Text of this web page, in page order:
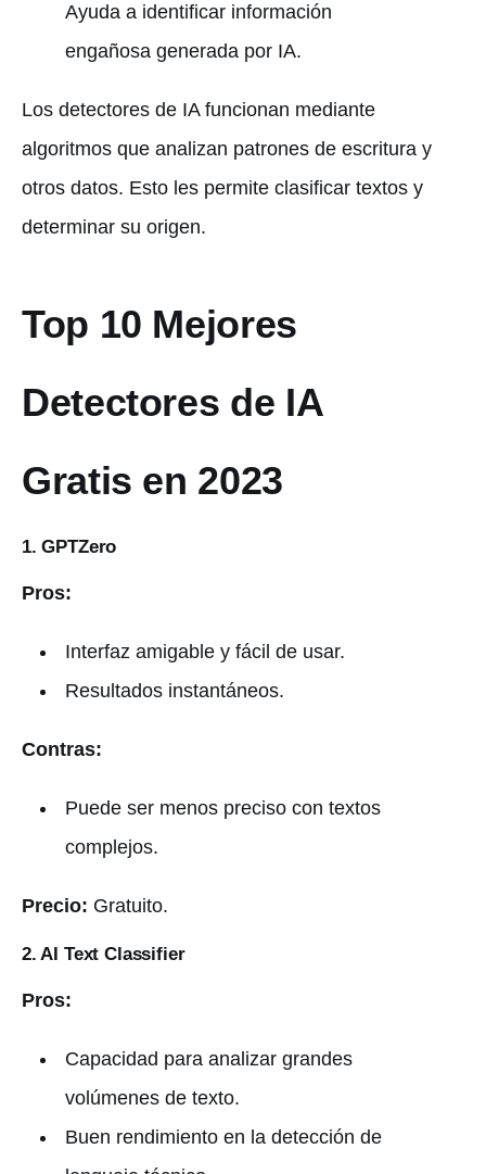
Ayuda a identificar información
engañosa generada por IA.
Los detectores de IA funcionan mediante
algoritmos que analizan patrones de escritura y
otros datos. Esto les permite clasificar textos y
determinar su origen.
Top 10 Mejores
Detectores de IA
Gratis en 2023
1. GPTZero
Pros:
Interfaz amigable y fácil de usar.
Resultados instantáneos.
Contras:
Puede ser menos preciso con textos
complejos.
Precio: Gratuito.
2. AI Text Classifier
Pros:
Capacidad para analizar grandes
volúmenes de texto.
Buen rendimiento en la detección de